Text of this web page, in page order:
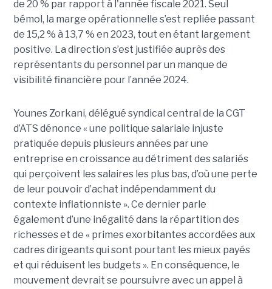
de 20 % par rapport à l'année fiscale 2021. Seul
bémol, la marge opérationnelle s’est repliée passant
de 15,2 % à 13,7 % en 2023, tout en étant largement
positive. La direction s’est justifiée auprès des
représentants du personnel par un manque de
visibilité financière pour l’année 2024.
Younes Zorkani, délégué syndical central de la CGT
d’ATS dénonce « une politique salariale injuste
pratiquée depuis plusieurs années par une
entreprise en croissance au détriment des salariés
qui perçoivent les salaires les plus bas, d’où une perte
de leur pouvoir d’achat indépendamment du
contexte inflationniste ». Ce dernier parle
également d’une inégalité dans la répartition des
richesses et de « primes exorbitantes accordées aux
cadres dirigeants qui sont pourtant les mieux payés
et qui réduisent les budgets ». En conséquence, le
mouvement devrait se poursuivre avec un appel à